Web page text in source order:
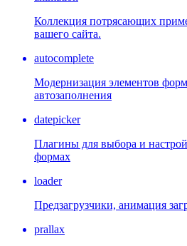
Коллекция потрясающих
вашего сайта.
autocomplete
Модернизация элементов
автозаполнения
datepicker
Плагины для выбора и
формах
loader
Предзагрузчики, анимация
prallax